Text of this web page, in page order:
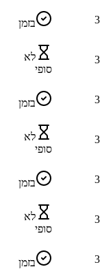
3 בזמן
3
לא
סופי
3 בזמן
3
לא
סופי
3 בזמן
3
לא
סופי
3 בזמן